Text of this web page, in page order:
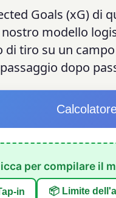
Goals (xG) di
modello
di tiro su un
dopo
per compilare il
in 📦 Limite